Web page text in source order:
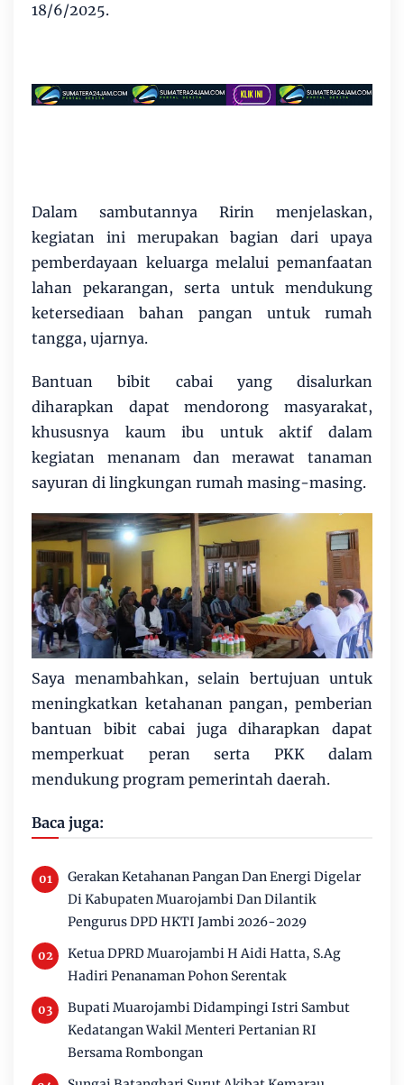
18/6/2025.
Dalam sambutannya Ririn menjelaskan,
kegiatan ini merupakan bagian dari upaya
pemberdayaan keluarga melalui pemanfaatan
lahan pekarangan, serta untuk mendukung
ketersediaan bahan pangan untuk rumah
tangga, ujarnya.
Bantuan bibit cabai yang disalurkan
diharapkan dapat mendorong masyarakat,
khususnya kaum ibu untuk aktif dalam
kegiatan menanam dan merawat tanaman
sayuran di lingkungan rumah masing-masing.
Saya menambahkan, selain bertujuan untuk
meningkatkan ketahanan pangan, pemberian
bantuan bibit cabai juga diharapkan dapat
memperkuat peran serta PKK dalam
mendukung program pemerintah daerah.
Baca juga:
Gerakan Ketahanan Pangan Dan Energi Digelar
Di Kabupaten Muarojambi Dan Dilantik
Pengurus DPD HKTI Jambi 2026-2029
Ketua DPRD Muarojambi H Aidi Hatta, S.Ag
Hadiri Penanaman Pohon Serentak
Bupati Muarojambi Didampingi Istri Sambut
Kedatangan Wakil Menteri Pertanian RI
Bersama Rombongan